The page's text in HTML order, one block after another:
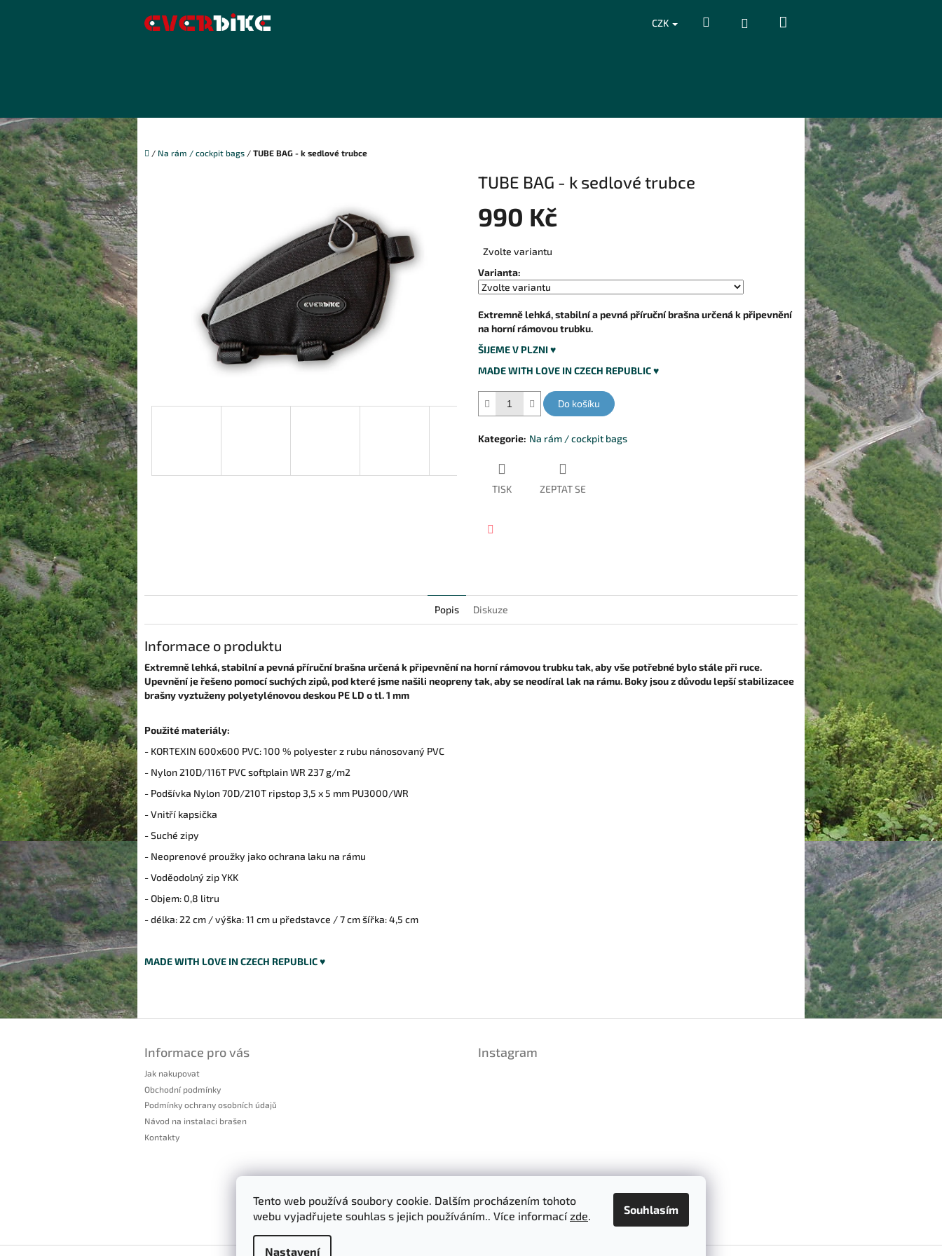
Tento web používá soubory cookie. Dalším procházením tohoto
webu vyjadřujete souhlas s jejich používáním.. Více informacízde.
Nastavení
Souhlasím
CZK HledatPřihlášení
Domů
/ Na rám / cockpit bags / TUBE BAG - k sedlové trubce
TUBE BAG - k sedlové trubce
990 Kč
cena:
Zvolte variantu
Varianta:
Extremně lehká, stabilní a pevná příruční brašna určená k připevnění
na horní rámovou trubku.
ŠIJEME V PLZNI ♥
MADE WITH LOVE IN CZECH REPUBLIC ♥
Do košíku
Kategorie: Na rám / cockpit bags
TISK ZEPTAT SE
Popis Diskuze
Informace o produktu
Extremně lehká, stabilní a pevná příruční brašna určená k připevnění na horní rámovou trubku tak, aby vše potřebné bylo stále při ruce.
Upevnění je řešeno pomocí suchých zipů, pod které jsme našili neopreny tak, aby se neodíral lak na rámu. Boky jsou z důvodu lepší stabilizacee
brašny vyztuženy polyetylénovou deskou PE LD o tl. 1 mm
Použité materiály:
- KORTEXIN 600x600 PVC: 100 % polyester z rubu nánosovaný PVC
- Nylon 210D/116T PVC softplain WR 237 g/m2
- Podšívka Nylon 70D/210T ripstop 3,5 x 5 mm PU3000/WR
- Vnitří kapsička
- Suché zipy
- Neoprenové proužky jako ochrana laku na rámu
- Voděodolný zip YKK
- Objem: 0,8 litru
- délka: 22 cm / výška: 11 cm u představce / 7 cm šířka: 4,5 cm
MADE WITH LOVE IN CZECH REPUBLIC ♥
Informace pro vás
Jak nakupovat
Obchodní podmínky
Podmínky ochrany osobních údajů
Návod na instalaci brašen
Kontakty
Instagram
Sledovat na Instagramu